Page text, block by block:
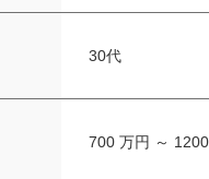
30代
700 万円 ～